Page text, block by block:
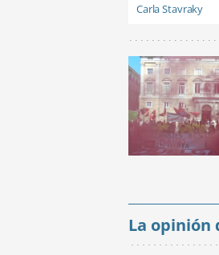
Carla Stavraky
La opinión